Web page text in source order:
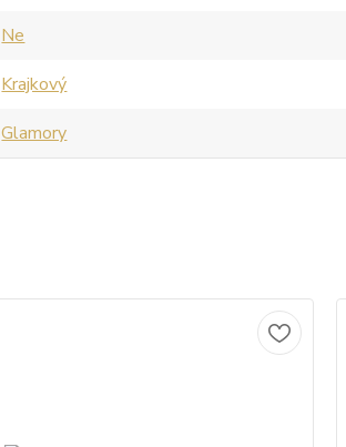
Ne
Krajkový
Glamory